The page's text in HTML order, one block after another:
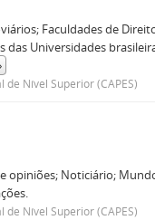
Faculdades de
das Universidades
Nível Superior (CAPES)
opiniões; Noticiário;
Nível Superior (CAPES)